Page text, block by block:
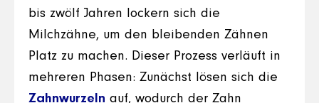
bis zwölf Jahren lockern sich die
Milchzähne, um den bleibenden Zähnen
Platz zu machen. Dieser Prozess verläuft in
mehreren Phasen: Zunächst lösen sich die
Zahnwurzeln auf, wodurch der Zahn